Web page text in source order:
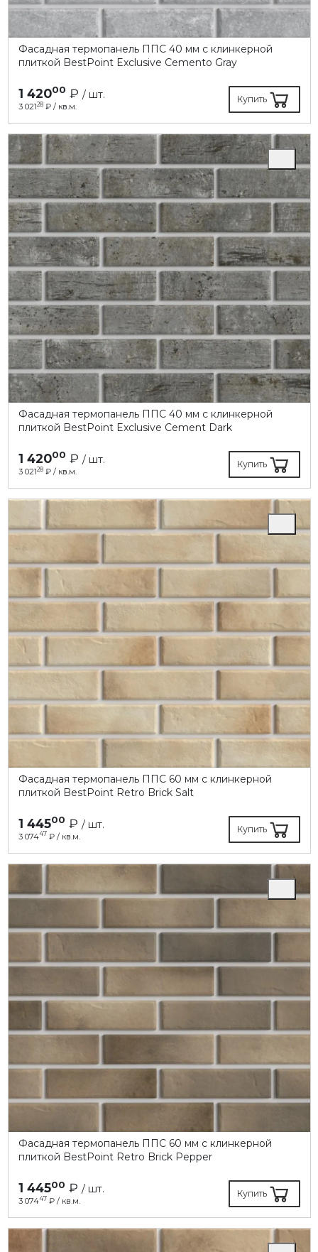
Фасадная термопанель ППC 40 мм с клинкерной
плиткой BestPoint Exclusive Cemento Gray
1 42000 ₽ / шт.
3 02128₽ / кв.м.
Купить
Фасадная термопанель ППC 40 мм с клинкерной
плиткой BestPoint Exclusive Cement Dark
1 42000 ₽ / шт.
3 02128₽ / кв.м.
Купить
Фасадная термопанель ППC 60 мм с клинкерной
плиткой BestPoint Retro Brick Salt
1 44500 ₽ / шт.
3 07447 ₽ / кв.м.
Купить
Фасадная термопанель ППC 60 мм с клинкерной
плиткой BestPoint Retro Brick Pepper
1 44500 ₽ / шт.
3 07447 ₽ / кв.м.
Купить